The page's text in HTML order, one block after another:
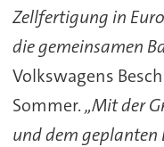
Zellfertigung in
die gemeinsamen
Volkswagens
Sommer.„Mit der
und dem